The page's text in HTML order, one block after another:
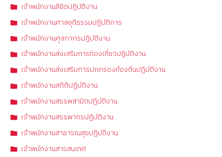
เจ้าพนักงานลิขิตปฏิบัติงาน
เจ้าพนักงานศาลยุติธรรมปฏิบัติการ
เจ้าพนักงานศุลกากรปฏิบัติงาน
เจ้าพนักงานส่งเสริมการท่องเที่ยวปฏิบัติงาน
เจ้าพนักงานส่งเสริมการปกครองท้องถิ่นปฏิบัติงาน
เจ้าพนักงานสถิติปฏิบัติงาน
เจ้าพนักงานสรรพสามิตปฏิบัติงาน
เจ้าพนักงานสรรพากรปฏิบัติงาน
เจ้าพนักงานสาธารณสุขปฏิบัติงาน
เจ้าพนักงานสารสนเทศ